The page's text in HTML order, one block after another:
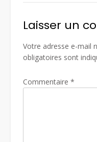
Laisser un
Votre adresse e-mail
obligatoires sont
Commentaire *